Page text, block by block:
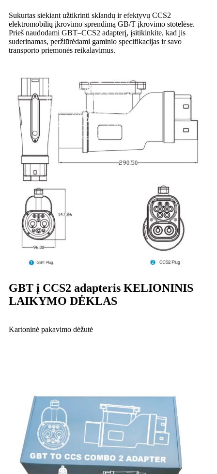
Sukurtas siekiant užtikrinti sklandų ir efektyvų CCS2
elektromobilių įkrovimo sprendimą GB/T įkrovimo stotelėse.
Prieš naudodami GBT–CCS2 adapterį, įsitikinkite, kad jis
suderinamas, peržiūrėdami gaminio specifikacijas ir savo
transporto priemonės reikalavimus.
GBT į CCS2 adapteris KELIONINIS
LAIKYMO DĖKLAS
Kartoninė pakavimo dėžutė